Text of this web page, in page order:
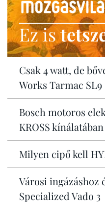
Ez is
Csak 4 watt, de
Works Tarmac SL9
Bosch motoros
KROSS kínálatában
Milyen cipő kell
Városi ingázáshoz
Specialized Vado 3